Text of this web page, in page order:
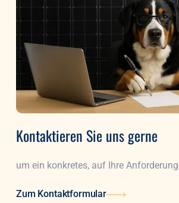
Kontaktieren Sie uns gerne
um ein konkretes, auf Ihre
Zum Kontaktformular